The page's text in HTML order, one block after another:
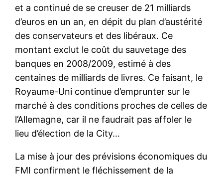
et a continué de se creuser de 21 milliards
d’euros en un an, en dépit du plan d’austérité
des conservateurs et des libéraux. Ce
montant exclut le coût du sauvetage des
banques en 2008/2009, estimé à des
centaines de milliards de livres. Ce faisant, le
Royaume-Uni continue d’emprunter sur le
marché à des conditions proches de celles de
l’Allemagne, car il ne faudrait pas affoler le
lieu d’élection de la City…
La mise à jour des prévisions économiques du
FMI confirment le fléchissement de la